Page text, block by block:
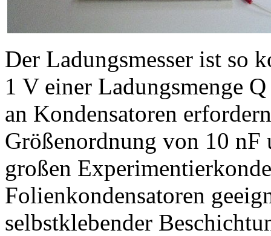
Der Ladungsmesser ist so
1 V einer Ladungsmenge
an Kondensatoren
Größenordnung von 10
großen
Folienkondensatoren
selbstklebender